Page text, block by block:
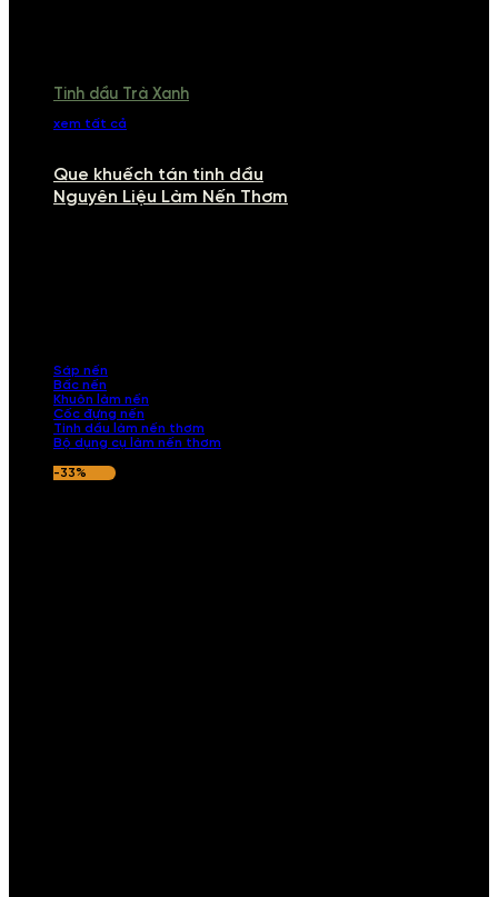
Tinh dầu Trà Xanh
xem tất cả
Que khuếch tán tinh dầu
Nguyên Liệu Làm Nến Thơm
Sáp nến
Bấc nến
Khuôn làm nến
Cốc đựng nến
Tinh dầu làm nến thơm
Bộ dụng cụ làm nến thơm
-33%